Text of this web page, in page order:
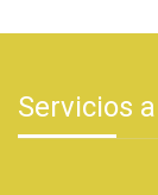
Servicios